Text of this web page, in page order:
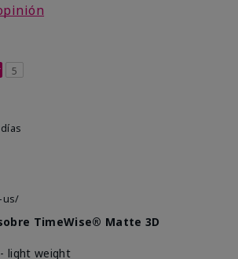
5
us/
TimeWise® Matte 3D
light weight